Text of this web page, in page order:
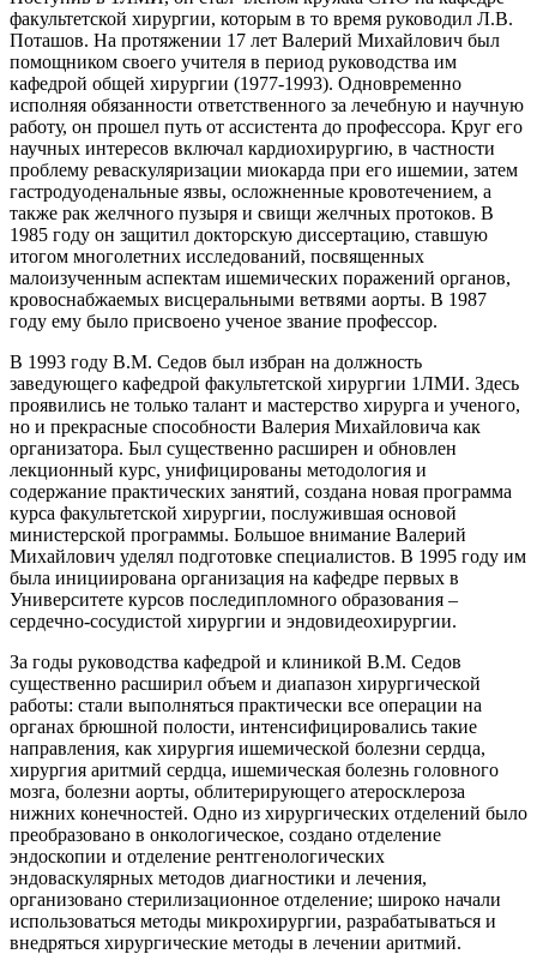
факультетской хирургии, которым в то время руководил Л.В.
Поташов. На протяжении 17 лет Валерий Михайлович был
помощником своего учителя в период руководства им
кафедрой общей хирургии (1977-1993). Одновременно
исполняя обязанности ответственного за лечебную и научную
работу, он прошел путь от ассистента до профессора. Круг его
научных интересов включал кардиохирургию, в частности
проблему реваскуляризации миокарда при его ишемии, затем
гастродуоденальные язвы, осложненные кровотечением, а
также рак желчного пузыря и свищи желчных протоков. В
1985 году он защитил докторскую диссертацию, ставшую
итогом многолетних исследований, посвященных
малоизученным аспектам ишемических поражений органов,
кровоснабжаемых висцеральными ветвями аорты. В 1987
году ему было присвоено ученое звание профессор.
В 1993 году В.М. Седов был избран на должность
заведующего кафедрой факультетской хирургии 1ЛМИ. Здесь
проявились не только талант и мастерство хирурга и ученого,
но и прекрасные способности Валерия Михайловича как
организатора. Был существенно расширен и обновлен
лекционный курс, унифицированы методология и
содержание практических занятий, создана новая программа
курса факультетской хирургии, послужившая основой
министерской программы. Большое внимание Валерий
Михайлович уделял подготовке специалистов. В 1995 году им
была инициирована организация на кафедре первых в
Университете курсов последипломного образования –
сердечно-сосудистой хирургии и эндовидеохирургии.
За годы руководства кафедрой и клиникой В.М. Седов
существенно расширил объем и диапазон хирургической
работы: стали выполняться практически все операции на
органах брюшной полости, интенсифицировались такие
направления, как хирургия ишемической болезни сердца,
хирургия аритмий сердца, ишемическая болезнь головного
мозга, болезни аорты, облитерирующего атеросклероза
нижних конечностей. Одно из хирургических отделений было
преобразовано в онкологическое, создано отделение
эндоскопии и отделение рентгенологических
эндоваскулярных методов диагностики и лечения,
организовано стерилизационное отделение; широко начали
использоваться методы микрохирургии, разрабатываться и
внедряться хирургические методы в лечении аритмий.